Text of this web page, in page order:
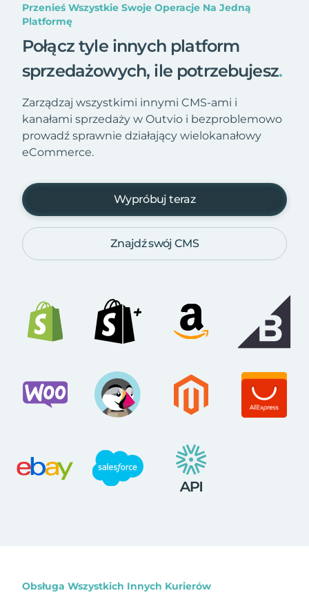
Przenieś Wszystkie Swoje Operacje Na Jedną
Platformę
Połącz tyle innych platform
sprzedażowych, ile potrzebujesz.
Zarządzaj wszystkimi innymi CMS-ami i
kanałami sprzedaży w Outvio i bezproblemowo
prowadź sprawnie działający wielokanałowy
eCommerce.
Wypróbuj teraz
Znajdź swój CMS
Obsługa Wszystkich Innych Kurierów